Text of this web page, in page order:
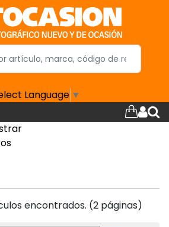
Language ▼
encontrados. (2 páginas)